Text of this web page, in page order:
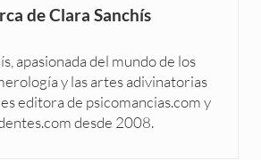
deClara Sanchís
apasionada del mundo de los
y las artes adivinatorias
editora de psicomancias.com y
desde 2008.